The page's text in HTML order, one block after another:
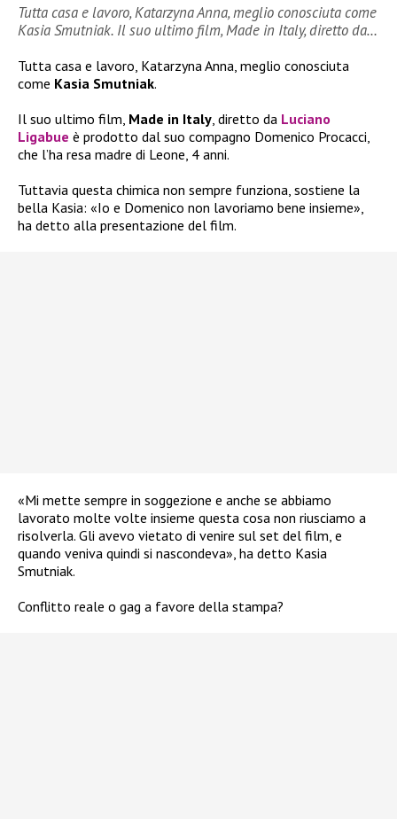
Tutta casa e lavoro, Katarzyna Anna, meglio conosciuta come
Kasia Smutniak. Il suo ultimo film, Made in Italy, diretto da…
Tutta casa e lavoro, Katarzyna Anna, meglio conosciuta
come Kasia Smutniak.
Il suo ultimo film, Made in Italy , diretto da Luciano
Ligabue è prodotto dal suo compagno Domenico Procacci,
che l’ha resa madre di Leone, 4 anni.
Tuttavia questa chimica non sempre funziona, sostiene la
bella Kasia: «Io e Domenico non lavoriamo bene insieme»,
ha detto alla presentazione del film.
«Mi mette sempre in soggezione e anche se abbiamo
lavorato molte volte insieme questa cosa non riusciamo a
risolverla. Gli avevo vietato di venire sul set del film, e
quando veniva quindi si nascondeva», ha detto Kasia
Smutniak.
Conflitto reale o gag a favore della stampa?